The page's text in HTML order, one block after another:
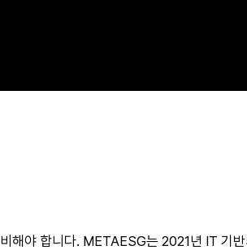
해야 합니다. METAESG는 2021년 IT 기